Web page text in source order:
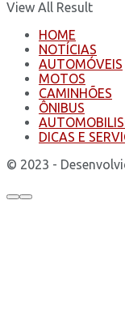
View All Result
HOME
NOTÍCIAS
AUTOMÓVEIS
MOTOS
CAMINHÕES
ÔNIBUS
DICAS E
© 2023 -